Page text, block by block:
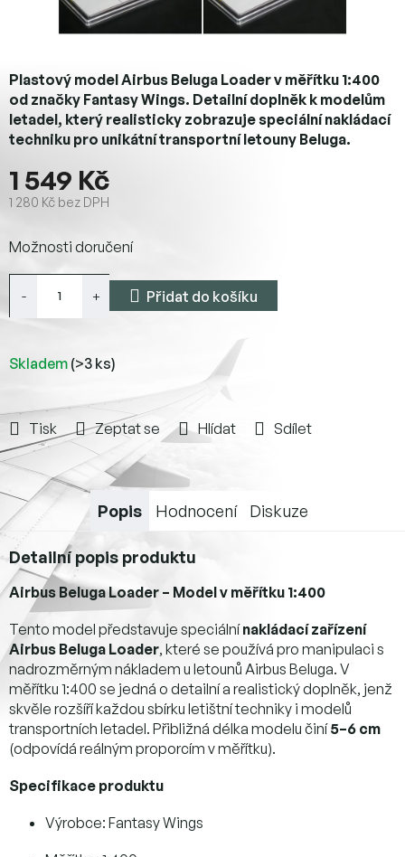
1 549 Kč
1 280 Kč bez DPH
cena:
Skladem (>3 ks)
Možnosti doručení
Přidat do košíku
Plastový model Airbus Beluga Loader v měřítku 1:400
od značky Fantasy Wings. Detailní doplněk k modelům
letadel, který realisticky zobrazuje speciální nakládací
techniku pro unikátní transportní letouny Beluga.
Tisk Zeptat se Hlídat Sdílet
Popis Hodnocení Diskuze
Detailní popis produktu
Airbus Beluga Loader – Model v měřítku 1:400
Tento model představuje speciálnínakládací zařízení
Airbus Beluga Loader, které se používá pro manipulaci s
nadrozměrným nákladem u letounů Airbus Beluga. V
měřítku 1:400 se jedná o detailní a realistický doplněk, jenž
skvěle rozšíří každou sbírku letištní techniky i modelů
transportních letadel. Přibližná délka modelu činí5–6 cm
(odpovídá reálným proporcím v měřítku).
Specifikace produktu
Výrobce: Fantasy Wings